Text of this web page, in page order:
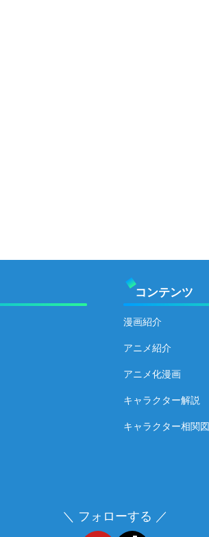
コンテンツ
漫画紹介
アニメ紹介
アニメ化漫画
キャラクター解説
キャラクター相関図
＼ フォローする ／